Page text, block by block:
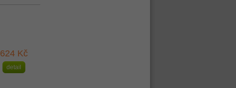
624 Kč
detail